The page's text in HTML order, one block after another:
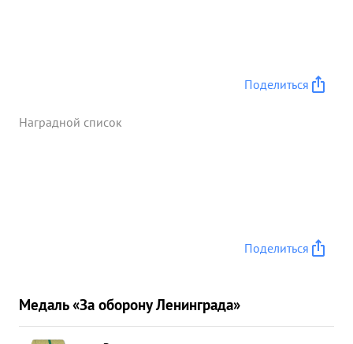
Поделиться
Наградной список
Поделиться
Медаль «За оборону Ленинграда»